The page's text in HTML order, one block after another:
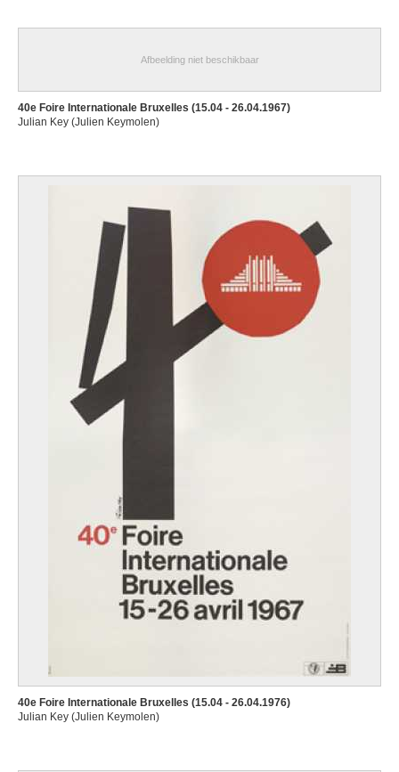
Afbeelding niet beschikbaar
40e Foire Internationale Bruxelles (15.04 - 26.04.1967)
Julian Key (Julien Keymolen)
40e Foire Internationale Bruxelles (15.04 - 26.04.1976)
Julian Key (Julien Keymolen)